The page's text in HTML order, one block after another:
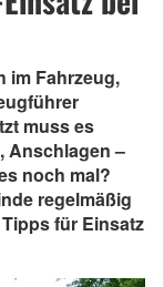
im Fahrzeug,
muss es
Anschlagen –
noch mal?
regelmäßig
für Einsatz